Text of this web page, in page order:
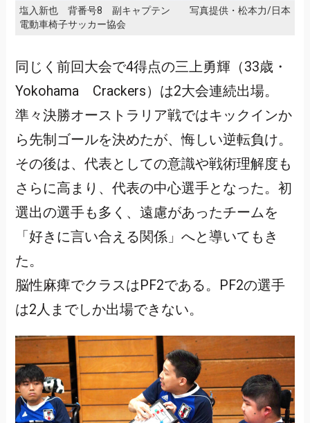
塩入新也 背番号8 副キャプテン 写真提供・松本力/日本
電動車椅子サッカー協会
同じく前回大会で4得点の三上勇輝（33歳・
Yokohama Crackers）は2大会連続出場。
準々決勝オーストラリア戦ではキックインか
ら先制ゴールを決めたが、悔しい逆転負け。
その後は、代表としての意識や戦術理解度も
さらに高まり、代表の中心選手となった。初
選出の選手も多く、遠慮があったチームを
「好きに言い合える関係」へと導いてもき
た。
脳性麻痺でクラスはPF2である。PF2の選手
は2人までしか出場できない。